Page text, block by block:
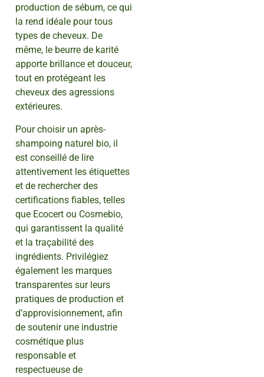
production de sébum, ce qui
la rend idéale pour tous
types de cheveux. De
même, le beurre de karité
apporte brillance et douceur,
tout en protégeant les
cheveux des agressions
extérieures.
Pour choisir un après-
shampoing naturel bio, il
est conseillé de lire
attentivement les étiquettes
et de rechercher des
certifications fiables, telles
que Ecocert ou Cosmebio,
qui garantissent la qualité
et la traçabilité des
ingrédients. Privilégiez
également les marques
transparentes sur leurs
pratiques de production et
d’approvisionnement, afin
de soutenir une industrie
cosmétique plus
responsable et
respectueuse de